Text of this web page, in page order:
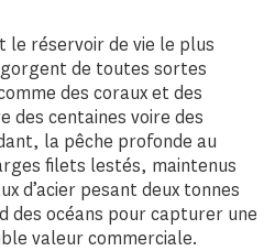
le réservoir de vie le plus
de toutes sortes
des coraux et des
des centaines voire des
la pêche profonde au
filets lestés, maintenus
d’acier pesant deux tonnes
des océans pour capturer une
valeur commerciale.